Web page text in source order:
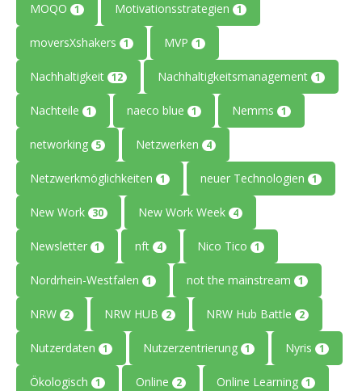
MOQO 1 Motivationsstrategien 1
moversXshakers 1 MVP 1
Nachhaltigkeit 12 Nachhaltigkeitsmanagement 1
Nachteile 1 naeco blue 1 Nemms 1
networking 5 Netzwerken 4
Netzwerkmöglichkeiten 1 neuer Technologien 1
New Work 30 New Work Week 4
Newsletter 1 nft 4 Nico Tico 1
Nordrhein-Westfalen 1 not the mainstream 1
NRW 2 NRW HUB 2 NRW Hub Battle 2
Nutzerdaten 1 Nutzerzentrierung 1 Nyris 1
Ökologisch 1 Online 2 Online Learning 1